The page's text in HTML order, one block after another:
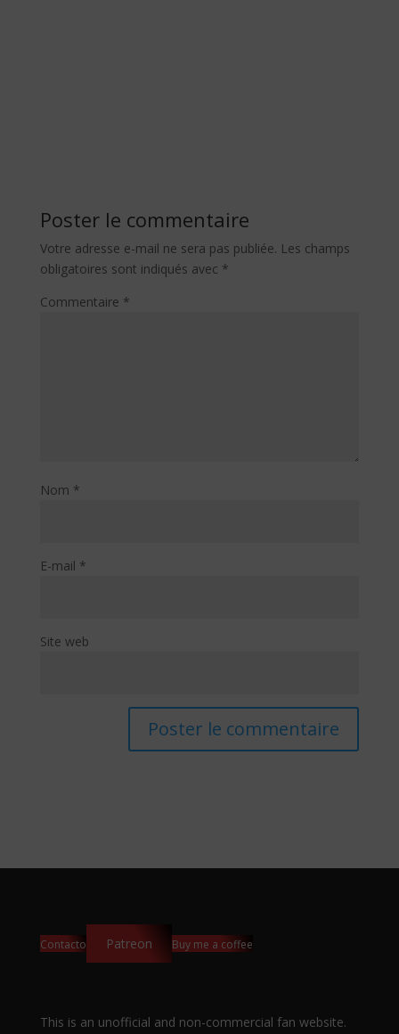
Poster le commentaire
Votre adresse e-mail ne sera pas publiée. Les champs
obligatoires sont indiqués avec *
Commentaire *
Nom *
E-mail *
Site web
Contacto Patreon Buy me a coffee
This is an unofficial and non-commercial fan website.